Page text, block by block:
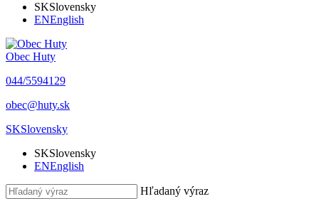
SKSlovensky
ENEnglish
Obec Huty
​044/5594129
​obec@huty.sk
SKSlovensky
SKSlovensky
ENEnglish
Hľadaný výraz